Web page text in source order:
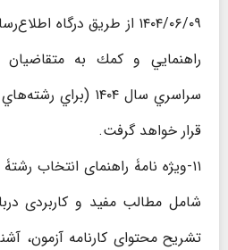
۱۴۰۴/۰۶/۰۹ از طريق درگاه
راهنمايي و كمك به
سراسري سال ۱۴۰۴
قرار خواهد گرفت.
شامل مطالب مفید و کاربردی
تشریح محتوای کارنامه آزمون،